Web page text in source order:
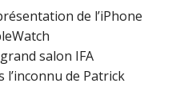
de l’iPhone
salon IFA
l’inconnu de Patrick